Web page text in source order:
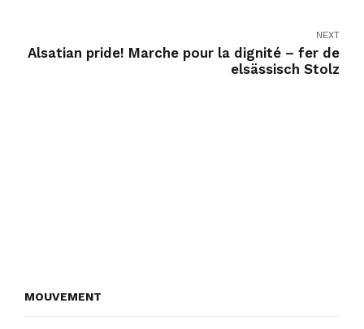
NEXT
Alsatian pride! Marche pour la dignité – fer de
elsässisch Stolz
MOUVEMENT